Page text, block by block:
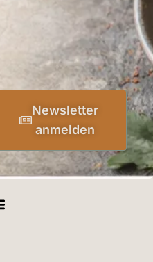
Newsletter
anmelden